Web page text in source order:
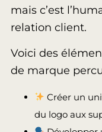
mais c’est
relation client.
Voici des
de marque
Créer un
du logo aux